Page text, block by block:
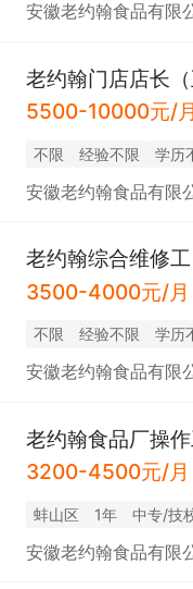
安徽老约翰食品有限
老约翰门店店长（
5500-10000元/月
不限 经验不限 学历
安徽老约翰食品有限
老约翰综合维修工
3500-4000元/月
不限 经验不限 学历
安徽老约翰食品有限
3200-4500元/月
蚌山区 1年 中专/技
安徽老约翰食品有限